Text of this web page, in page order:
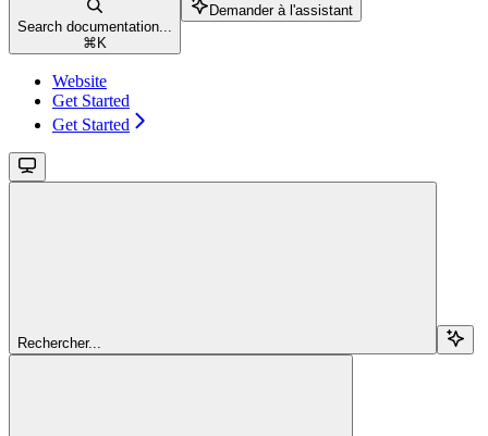
Search documentation...
⌘ K
Demander à l'assistant
Website
Get Started
Get Started
Rechercher...